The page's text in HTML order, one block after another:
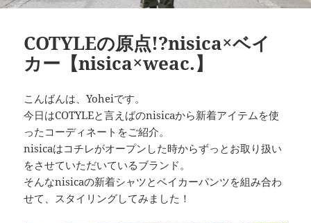
COTYLEの原点!?nisica×ベイ
カー【nisica×weac.】
こんばんは、Yoheiです。
今日はCOTYLEと言えばのnisicaから新着アイテムを使
ったコーディネートをご紹介。
nisicaはコチレがオープンした時からずっとお取り扱い
をさせていただいているブランド。
そんなnisicaの新着シャツとベイカーパンツを組み合わ
せて、スタイリングしてみました！